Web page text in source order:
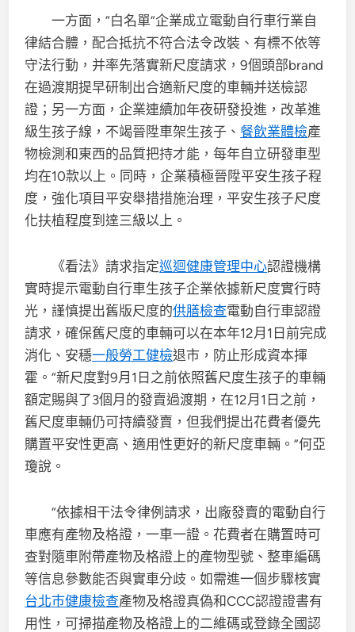
一方面，“白名單”企業成立電動自行車行業自
律結合體，配合抵抗不符合法令改裝、有標不依等
守法行動，并率先落實新尺度請求，9個頭部brand
在過渡期提早研制出合適新尺度的車輛并送檢認
證；另一方面，企業連續加年夜研發投進，改革進
級生孩子線，不竭晉陞車架生孩子、 餐飲業體檢產
物檢測和東西的品質把持才能，每年自立研發車型
均在10款以上。同時，企業積極晉陞平安生孩子程
度，強化項目平安舉措措施治理，平安生孩子尺度
化扶植程度到達三級以上。
《看法》請求指定巡迴健康管理中心認證機構
實時提示電動自行車生孩子企業依據新尺度實行時
光，謹慎提出舊版尺度的供膳檢查電動自行車認證
請求，確保舊尺度的車輛可以在本年12月1日前完成
消化、安穩一般勞工健檢退市，防止形成資本揮
霍。“新尺度對9月1日之前依照舊尺度生孩子的車輛
額定賜與了3個月的發賣過渡期，在12月1日之前，
舊尺度車輛仍可持續發賣，但我們提出花費者優先
購置平安性更高、適用性更好的新尺度車輛。”何亞
瓊說。
“依據相干法令律例請求，出廠發賣的電動自行
車應有產物及格證，一車一證。花費者在購置時可
查對隨車附帶產物及格證上的產物型號、整車編碼
等信息參數能否與實車分歧。如需進一個步驟核實
台北巿健康檢查產物及格證真偽和CCC認證證書有
用性，可掃描產物及格證上的二維碼或登錄全國認